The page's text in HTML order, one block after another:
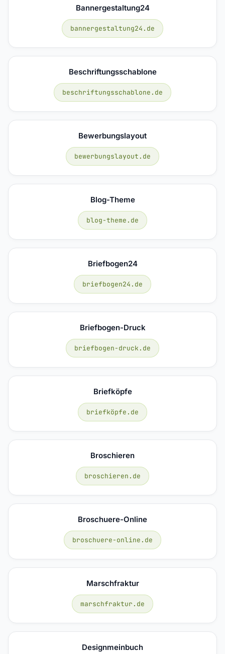
Bannergestaltung24
bannergestaltung24.de
Beschriftungsschablone
beschriftungsschablone.de
Bewerbungslayout
bewerbungslayout.de
Blog-Theme
blog-theme.de
Briefbogen24
briefbogen24.de
Briefbogen-Druck
briefbogen-druck.de
Briefköpfe
briefköpfe.de
Broschieren
broschieren.de
Broschuere-Online
broschuere-online.de
Marschfraktur
marschfraktur.de
Designmeinbuch